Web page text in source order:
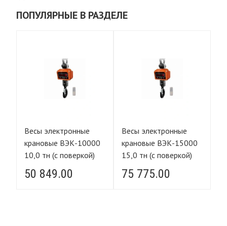
ПОПУЛЯРНЫЕ В РАЗДЕЛЕ
Весы электронные
крановые ВЭК-10000
10,0 тн (с поверкой)
50 849.00
Весы электронные
крановые ВЭК-15000
15,0 тн (с поверкой)
75 775.00